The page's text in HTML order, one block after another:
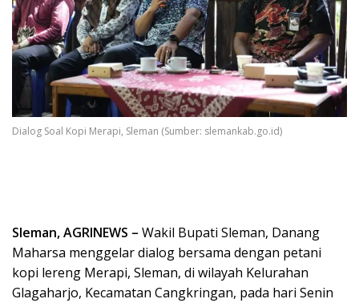
Dialog Soal Kopi Merapi, Sleman (Sumber: slemankab.go.id)
Sleman, AGRINEWS – Wakil Bupati Sleman, Danang
Maharsa menggelar dialog bersama dengan petani
kopi lereng Merapi, Sleman, di wilayah Kelurahan
Glagaharjo, Kecamatan Cangkringan, pada hari Senin